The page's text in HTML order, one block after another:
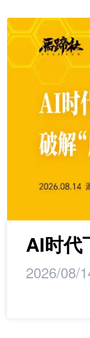
AI时代
2026/08/